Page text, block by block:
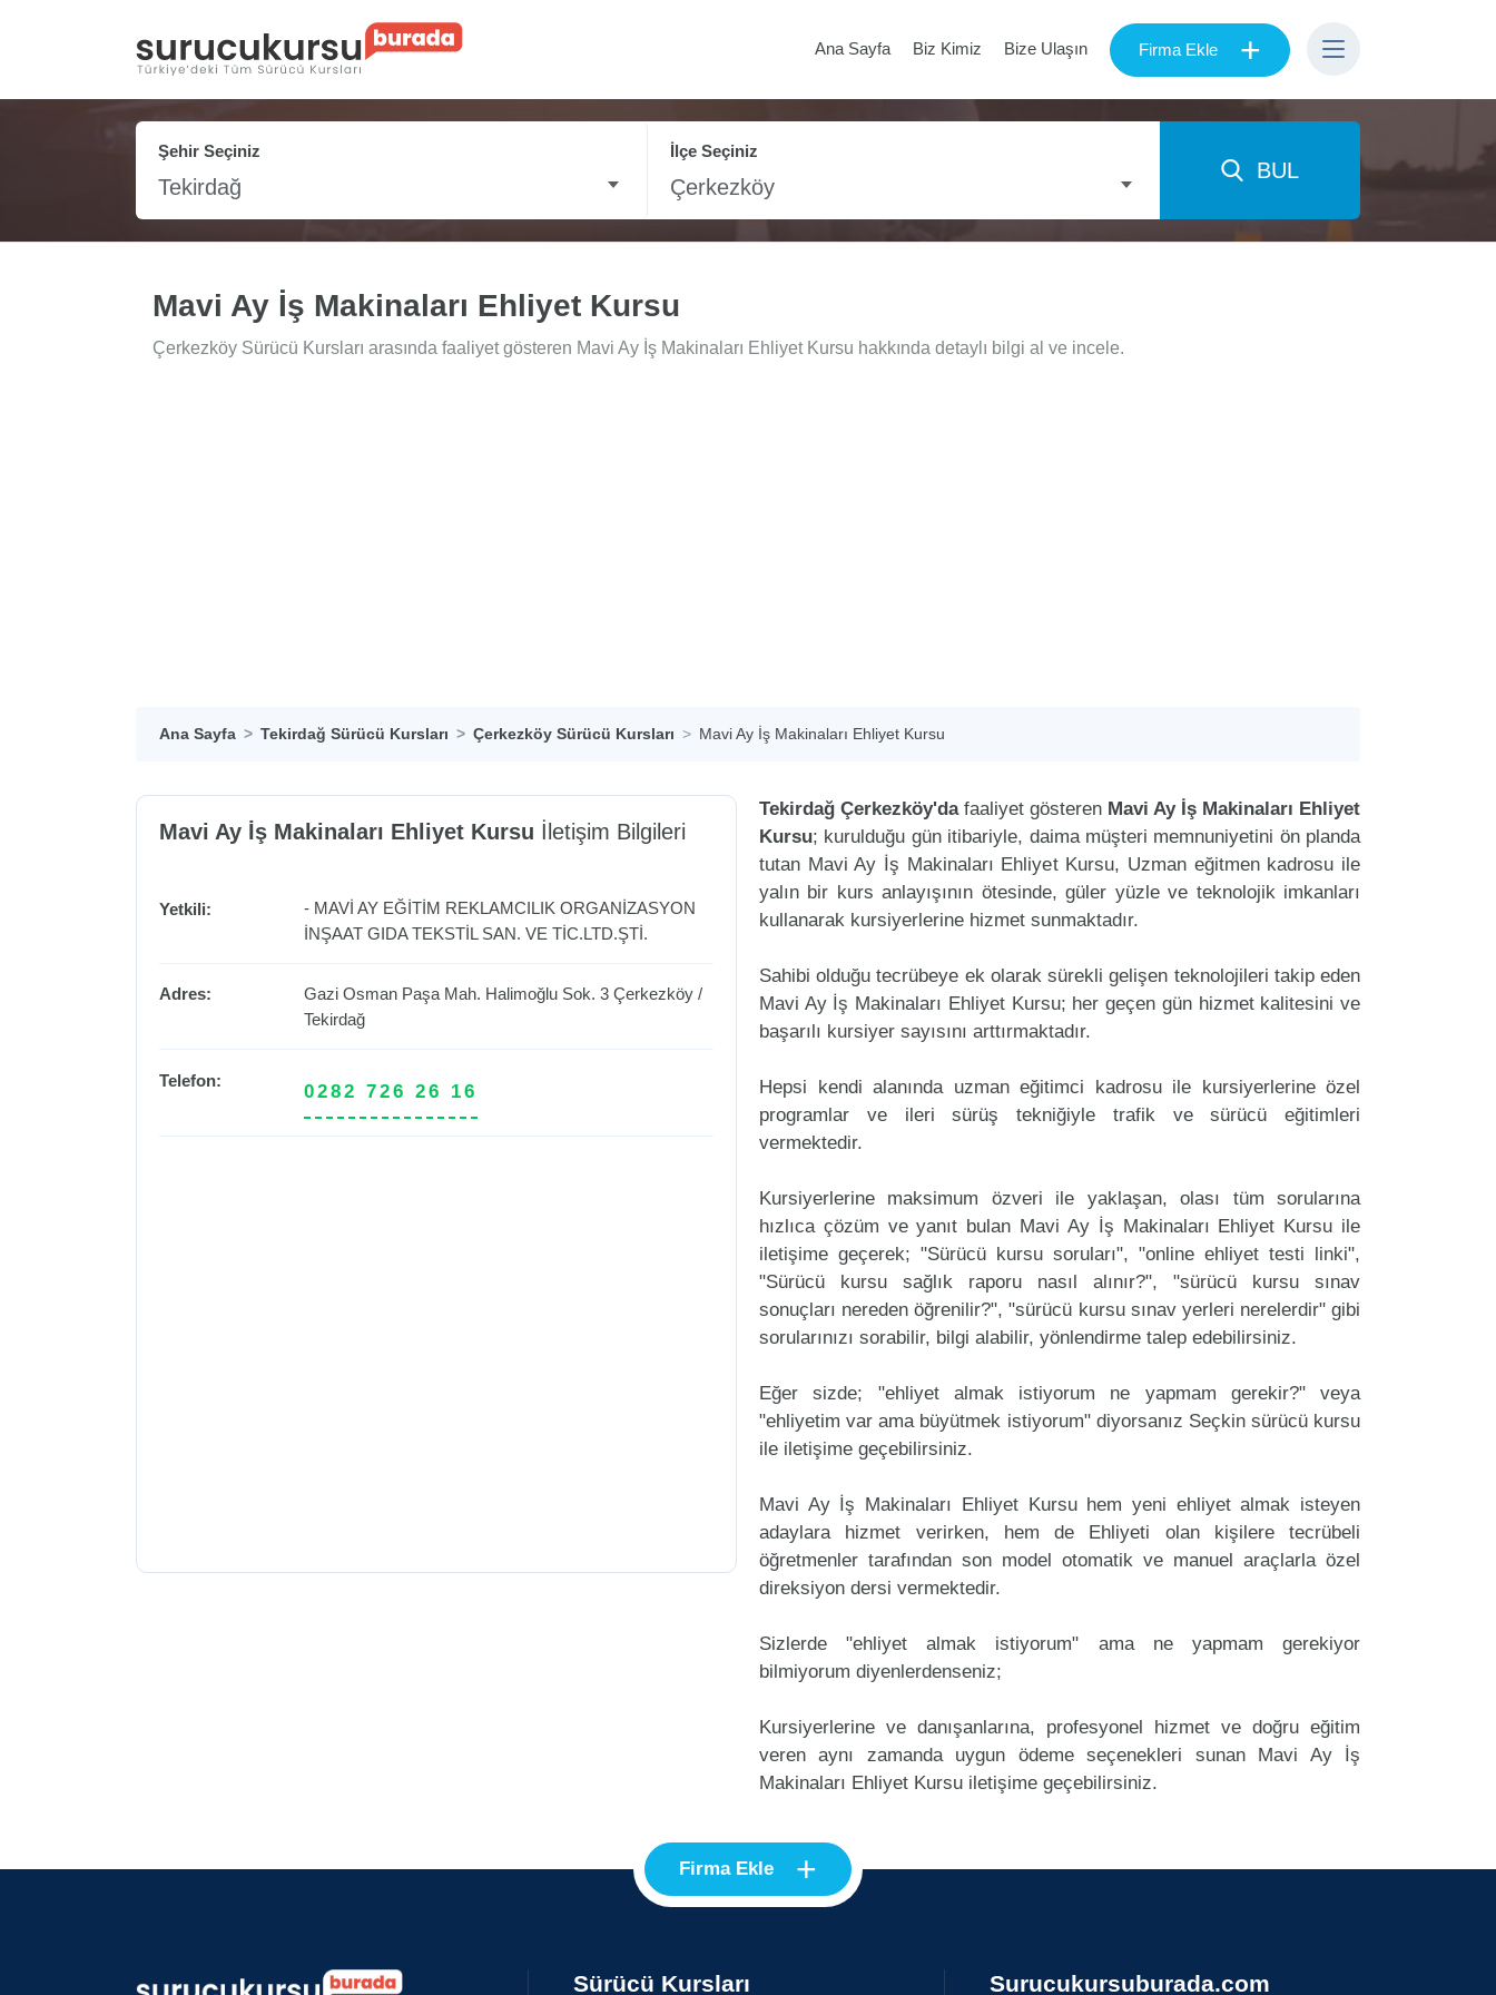
Ana Sayfa Biz Kimiz Bize Ulaşın Firma Ekle +
Şehir Seçiniz
Tekirdağ
İlçe Seçiniz
Çerkezköy
BUL
Mavi Ay İş Makinaları Ehliyet Kursu
Çerkezköy Sürücü Kursları arasında faaliyet gösteren Mavi Ay İş Makinaları Ehliyet Kursu hakkında detaylı bilgi al ve incele.
Ana Sayfa Tekirdağ Sürücü Kursları Çerkezköy Sürücü Kursları Mavi Ay İş Makinaları Ehliyet Kursu
Mavi Ay İş Makinaları Ehliyet Kursu İletişim Bilgileri
Yetkili:
- MAVİ AY EĞİTİM REKLAMCILIK ORGANİZASYON
İNŞAAT GIDA TEKSTİL SAN. VE TİC.LTD.ŞTİ.
Adres: Gazi Osman Paşa Mah. Halimoğlu Sok. 3 Çerkezköy/
Tekirdağ
Telefon:
0282 726 26 16
Tekirdağ Çerkezköy'dafaaliyet gösteren Mavi Ay İş Makinaları Ehliyet
Kursu; kurulduğu gün itibariyle, daima müşteri memnuniyetini ön planda
tutan Mavi Ay İş Makinaları Ehliyet Kursu, Uzman eğitmen kadrosu ile
yalın bir kurs anlayışının ötesinde, güler yüzle ve teknolojik imkanları
kullanarak kursiyerlerine hizmet sunmaktadır.
Sahibi olduğu tecrübeye ek olarak sürekli gelişen teknolojileri takip eden
Mavi Ay İş Makinaları Ehliyet Kursu; her geçen gün hizmet kalitesini ve
başarılı kursiyer sayısını arttırmaktadır.
Hepsi kendi alanında uzman eğitimci kadrosu ile kursiyerlerine özel
programlar ve ileri sürüş tekniğiyle trafik ve sürücü eğitimleri
vermektedir.
Kursiyerlerine maksimum özveri ile yaklaşan, olası tüm sorularına
hızlıca çözüm ve yanıt bulan Mavi Ay İş Makinaları Ehliyet Kursu ile
iletişime geçerek; "Sürücü kursu soruları", "online ehliyet testi linki",
"Sürücü kursu sağlık raporu nasıl alınır?", "sürücü kursu sınav
sonuçları nereden öğrenilir?", "sürücü kursu sınav yerleri nerelerdir" gibi
sorularınızı sorabilir, bilgi alabilir, yönlendirme talep edebilirsiniz.
Eğer sizde; "ehliyet almak istiyorum ne yapmam gerekir?" veya
"ehliyetim var ama büyütmek istiyorum" diyorsanız Seçkin sürücü kursu
ile iletişime geçebilirsiniz.
Mavi Ay İş Makinaları Ehliyet Kursu hem yeni ehliyet almak isteyen
adaylara hizmet verirken, hem de Ehliyeti olan kişilere tecrübeli
öğretmenler tarafından son model otomatik ve manuel araçlarla özel
direksiyon dersi vermektedir.
Sizlerde "ehliyet almak istiyorum" ama ne yapmam gerekiyor
bilmiyorum diyenlerdenseniz;
Kursiyerlerine ve danışanlarına, profesyonel hizmet ve doğru eğitim
veren aynı zamanda uygun ödeme seçenekleri sunan Mavi Ay İş
Makinaları Ehliyet Kursu iletişime geçebilirsiniz.
Firma Ekle +
Sürücü Kursları Surucukursuburada.com